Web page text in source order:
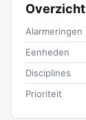
Overzicht
Alarmeringen
Eenheden
Disciplines
Prioriteit